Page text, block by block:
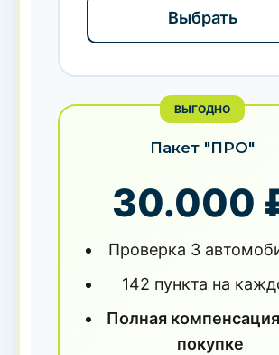
Выбрать
ВЫГОДНО
Пакет "ПРО"
30.000
Проверка 3
142 пункта на
Полная
покупке